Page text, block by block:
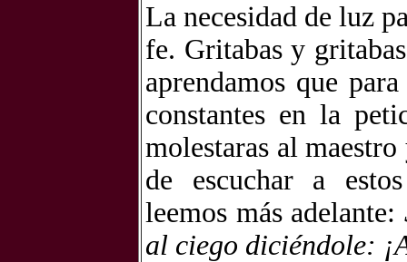
La necesidad de luz
fe. Gritabas y
aprendamos que
constantes en la
molestaras al
de escuchar a
leemos más adelante:
al ciego diciéndole: